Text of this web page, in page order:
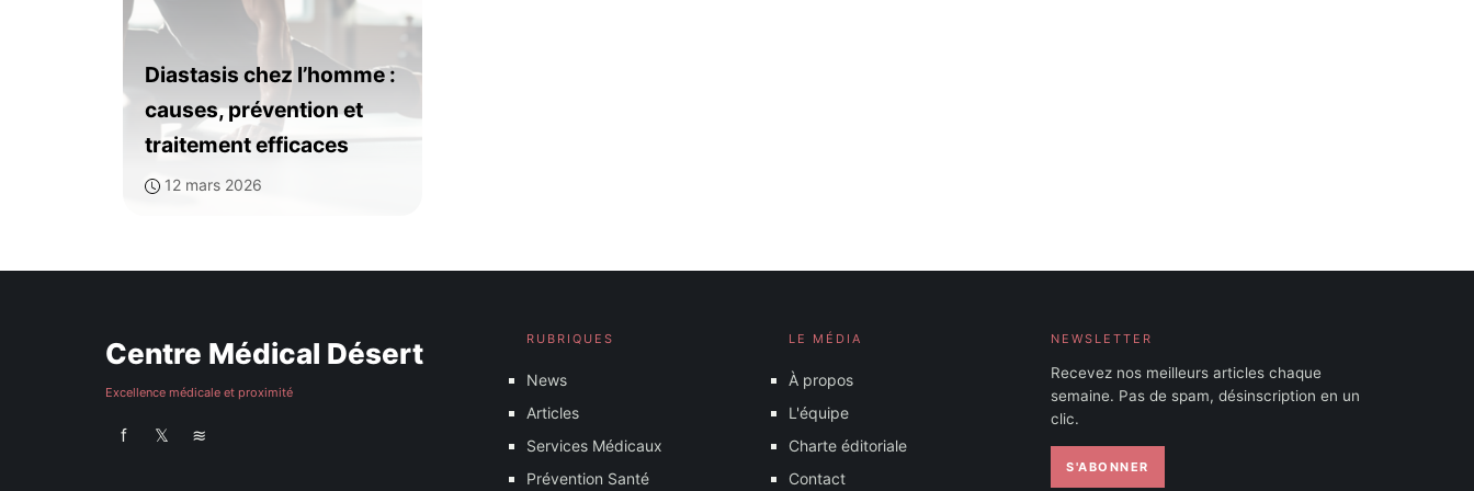
Diastasis chez l’homme :
causes, prévention et
traitement efficaces
12 mars 2026
Centre Médical Désert
Excellence médicale et proximité
f 𝕏 ≋
RUBRIQUES
News
Articles
Services Médicaux
Prévention Santé
LE MÉDIA
À propos
L'équipe
Charte éditoriale
Contact
NEWSLETTER
Recevez nos meilleurs articles chaque
semaine. Pas de spam, désinscription en un
clic.
S'ABONNER